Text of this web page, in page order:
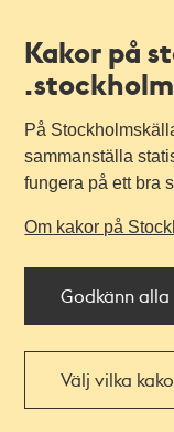
Kakor på
På
sammanställa
fungera på ett bra
Om kakor på
Godkänn alla
Välj vilka